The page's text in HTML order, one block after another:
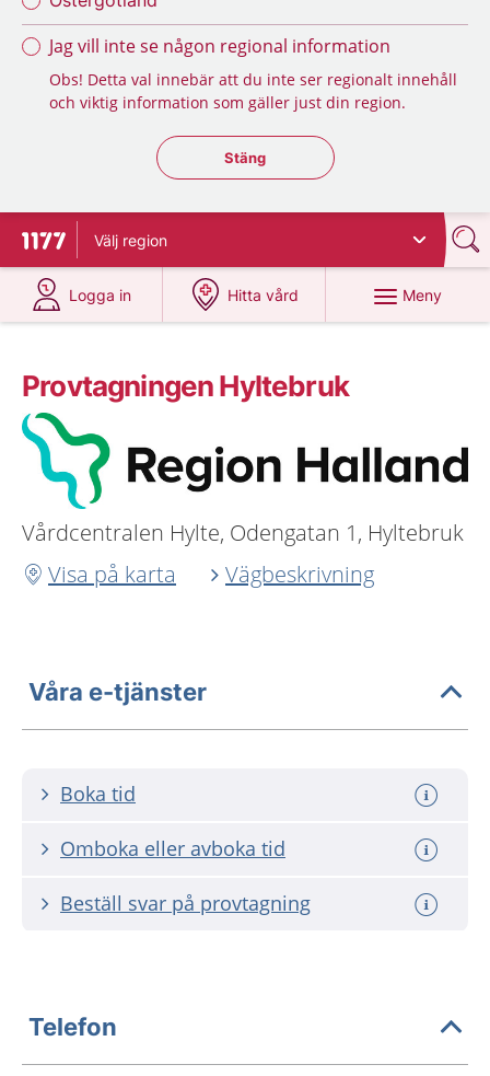
Jag vill inte se någon regional information
Obs! Detta val innebär att du inte ser regionalt innehåll
och viktig information som gäller just din region.
Stäng regionsväljaren
Stäng
Till startsidan för 1177
Välj region
Logga in
på 1177.se
Hitta vård
på 1177.se
Meny
Provtagningen Hyltebruk
Vårdcentralen Hylte, Odengatan 1, Hyltebruk
Visa på karta
Vägbeskrivning
Våra e-tjänster
Boka tid
Omboka eller avboka tid
Beställ svar på provtagning
Telefon